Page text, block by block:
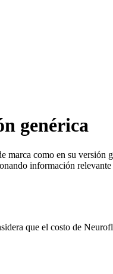
genérica
como en su versión
información relevante
que el costo de